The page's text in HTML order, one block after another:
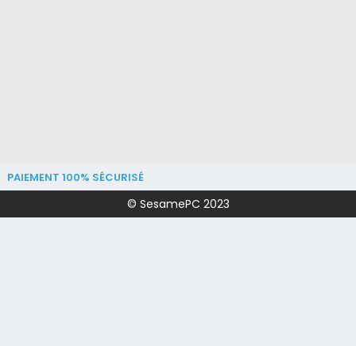
PAIEMENT 100% SÉCURISÉ
© SesamePC 2023